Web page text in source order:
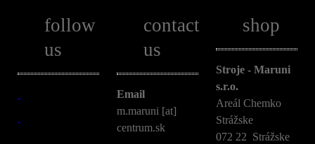
follow
us
contact
us
Email
m.maruni [at]
centrum.sk
shop
Stroje - Maruni
s.r.o.
Areál Chemko
Strážske
072 22 Strážske